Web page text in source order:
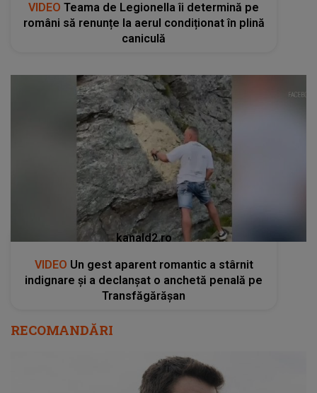
VIDEO Teama de Legionella îi determină pe
români să renunțe la aerul condiționat în plină
caniculă
kanald2.ro
VIDEO Un gest aparent romantic a stârnit
indignare și a declanșat o anchetă penală pe
Transfăgărășan
RECOMANDĂRI